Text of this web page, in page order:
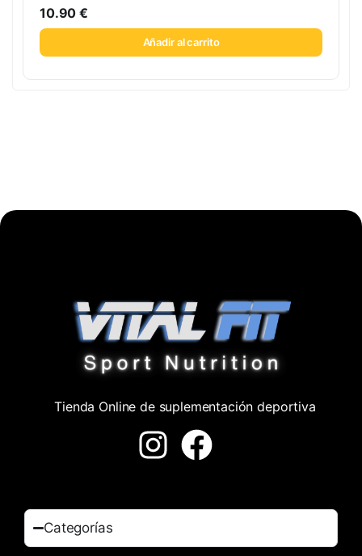
10.90€
Añadir al carrito
Tienda Online de suplementación deportiva
Categorías